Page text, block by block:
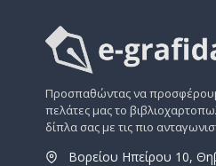
Προσπαθώντας να
πελάτες μας το
δίπλα σας με τις πιο
Βορείου Ηπείρου 10,